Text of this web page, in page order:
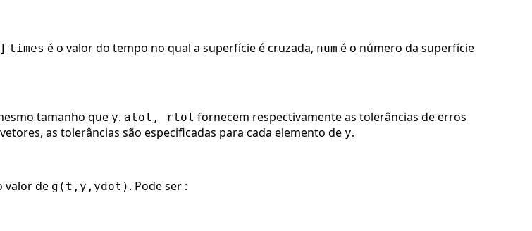
times é o valor do tempo no qual a superfície é cruzada, num é o número da superfície
tamanho que y. atol, rtol fornecem respectivamente as tolerâncias de erros
as tolerâncias são especificadas para cada elemento de y.
valor de g(t,y,ydot) . Pode ser :